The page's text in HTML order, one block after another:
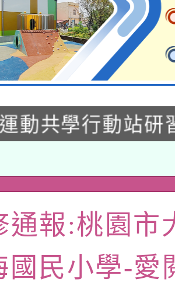
學年度第2次
果公告(無人報
動共學行動站研
理115年度閱讀
推動專業研習
能─人工智慧
位素養講師名單
內容與教學軟體
陸委員會函釋公
通報:桃園市
國民小學-愛